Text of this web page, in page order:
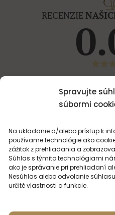
Spravujte
súbormi
Na ukladanie a/alebo prístup k
používame technológie ako
zážitok z prehliadania a
Súhlas s týmito technológiami
ako je správanie pri prehliadaní
Nesúhlas alebo odvolanie
určité vlastnosti a funkcie.
RECENZIE
Produkt nikto zatiaľ